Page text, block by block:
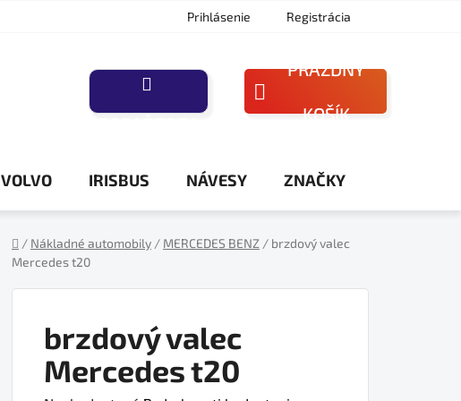
Prihlásenie Registrácia
NÁKUPNÝ
PRÁZDNY
KOŠÍK
VOLVO IRISBUS NÁVESY ZNAČKY
Domov
/ Nákladné automobily / MERCEDES BENZ / brzdový valec
Mercedes t20
brzdový valec
Mercedes t20